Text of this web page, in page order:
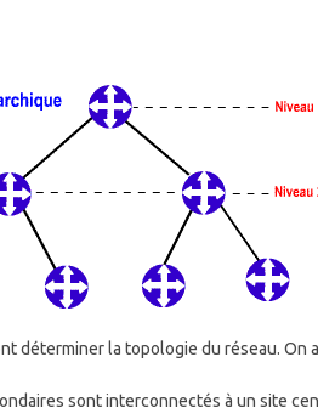
la topologie du réseau. On
sont interconnectés à un site